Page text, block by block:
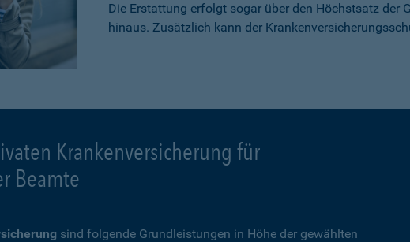
Die Erstattung erfolgt sogar über den Höchstsatz der
hinaus. Zusätzlich kann der
Krankenversicherung für
Beamte
sind folgende Grundleistungen in Höhe der gewählten